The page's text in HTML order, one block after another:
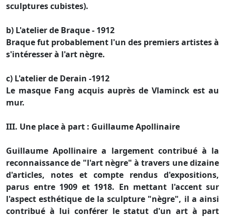
sculptures cubistes).
b) L'atelier de Braque - 1912
Braque fut probablement l'un des premiers artistes à
s'intéresser à l'art nègre.
c) L'atelier de Derain -1912
Le masque Fang acquis auprès de Vlaminck est au
mur.
III. Une place à part : Guillaume Apollinaire
Guillaume Apollinaire a largement contribué à la
reconnaissance de "l'art nègre" à travers une dizaine
d'articles, notes et compte rendus d'expositions,
parus entre 1909 et 1918. En mettant l'accent sur
l'aspect esthétique de la sculpture "nègre", il a ainsi
contribué à lui conférer le statut d'un art à part